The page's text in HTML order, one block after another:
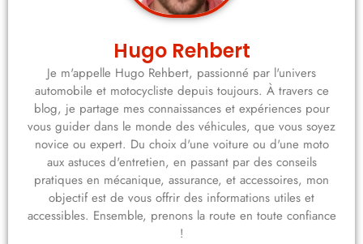
Hugo Rehbert
Je m'appelle Hugo Rehbert, passionné par l'univers
automobile et motocycliste depuis toujours. À travers ce
blog, je partage mes connaissances et expériences pour
vous guider dans le monde des véhicules, que vous soyez
novice ou expert. Du choix d'une voiture ou d'une moto
aux astuces d'entretien, en passant par des conseils
pratiques en mécanique, assurance, et accessoires, mon
objectif est de vous offrir des informations utiles et
accessibles. Ensemble, prenons la route en toute confiance
!